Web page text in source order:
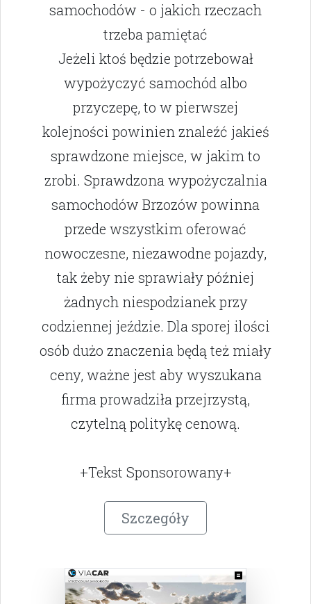
samochodów - o jakich rzeczach
trzeba pamiętać
Jeżeli ktoś będzie potrzebował
wypożyczyć samochód albo
przyczepę, to w pierwszej
kolejności powinien znaleźć jakieś
sprawdzone miejsce, w jakim to
zrobi. Sprawdzona wypożyczalnia
samochodów Brzozów powinna
przede wszystkim oferować
nowoczesne, niezawodne pojazdy,
tak żeby nie sprawiały później
żadnych niespodzianek przy
codziennej jeździe. Dla sporej ilości
osób dużo znaczenia będą też miały
ceny, ważne jest aby wyszukana
firma prowadziła przejrzystą,
czytelną politykę cenową.
+Tekst Sponsorowany+
Szczegóły